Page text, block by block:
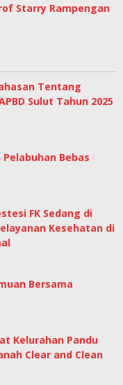
Starry Rampengan
Tentang
Sulut Tahun 2025
Bebas
FK Sedang di
Kesehatan di
Bersama
Kelurahan Pandu
Clear and Clean